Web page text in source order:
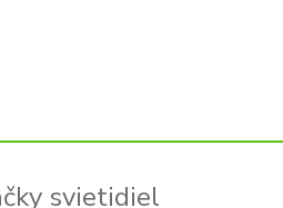
svietidiel